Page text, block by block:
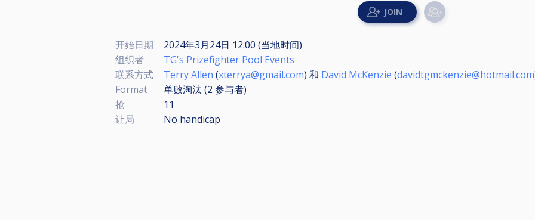
开始日期
2024年3月24日 12:00 (当地时间)
组织者
TG's Prizefighter Pool Events
联系方式
Terry Allen (xterrya@gmail.com) 和 David McKenzie (davidtgmckenzie@hotmail.com
Format
单败淘汰 (2 参与者)
抢
11
让局
No handicap